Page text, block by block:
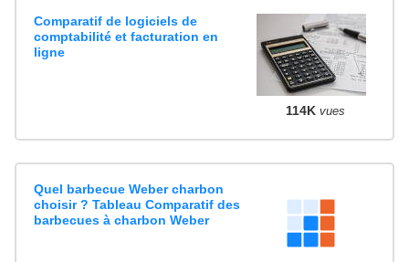
Comparatif de logiciels de
comptabilité et facturation en
ligne
114K vues
Quel barbecue Weber charbon
choisir ? Tableau Comparatif des
barbecues à charbon Weber